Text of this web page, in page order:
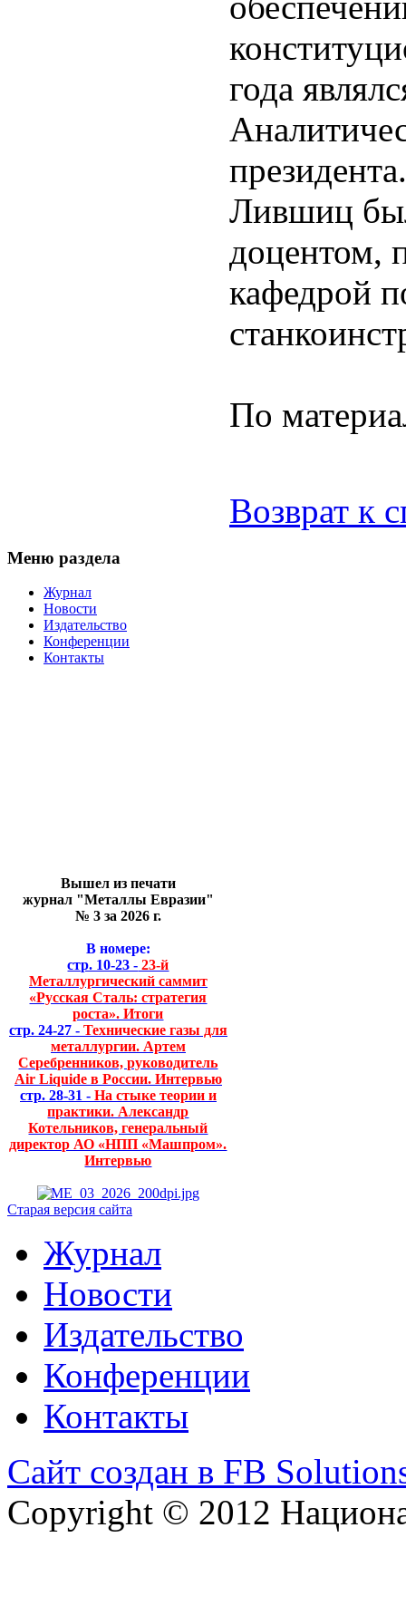
года
Лившиц
доцентом,
кафедрой
По
Возврат к
Меню раздела
Журнал
Новости
Издательство
Конференции
Контакты
Вышел из печати
журнал "Металлы Евразии"
№ 3 за 2026 г.
В номере:
стр. 10-23 - 23-й
Металлургический саммит
«Русская Сталь: стратегия
роста». Итоги
стр. 24-27 - Технические газы для
металлургии. Артем
Серебренников, руководитель
Air Liquide в России. Интервью
стр. 28-31 - На стыке теории и
практики. Александр
Котельников, генеральный
директор АО «НПП «Машпром».
Интервью
Старая версия сайта
Журнал
Новости
Издательство
Конференции
Контакты
Сайт создан в FB
Copyright © 2012